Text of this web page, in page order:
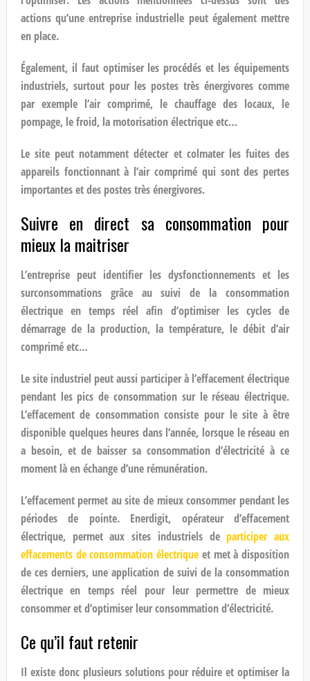
actions qu’une entreprise industrielle peut également mettre
en place.
Également, il faut optimiser les procédés et les équipements
industriels, surtout pour les postes très énergivores comme
par exemple l’air comprimé, le chauffage des locaux, le
pompage, le froid, la motorisation électrique etc…
Le site peut notamment détecter et colmater les fuites des
appareils fonctionnant à l’air comprimé qui sont des pertes
importantes et des postes très énergivores.
Suivre en direct sa consommation pour
mieux la maitriser
L’entreprise peut identifier les dysfonctionnements et les
surconsommations grâce au suivi de la consommation
électrique en temps réel afin d’optimiser les cycles de
démarrage de la production, la température, le débit d’air
comprimé etc…
Le site industriel peut aussi participer à l’effacement électrique
pendant les pics de consommation sur le réseau électrique.
L’effacement de consommation consiste pour le site à être
disponible quelques heures dans l’année, lorsque le réseau en
a besoin, et de baisser sa consommation d’électricité à ce
moment là en échange d’une rémunération.
L’effacement permet au site de mieux consommer pendant les
périodes de pointe. Enerdigit, opérateur d’effacement
électrique, permet aux sites industriels departiciper aux
effacements de consommation électrique et met à disposition
de ces derniers, une application de suivi de la consommation
électrique en temps réel pour leur permettre de mieux
consommer et d’optimiser leur consommation d’électricité.
Ce qu’il faut retenir
Il existe donc plusieurs solutions pour réduire et optimiser la